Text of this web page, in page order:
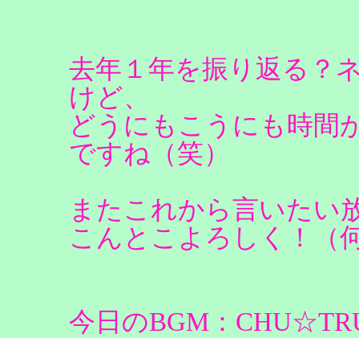
去年１年を振り返る？
けど、
どうにもこうにも時間
ですね（笑）
またこれから言いたい
こんとこよろしく！（
今日のBGM：